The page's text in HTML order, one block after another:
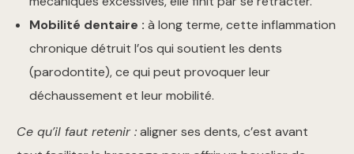
Mobilité dentaire : à long terme, cette inflammation
chronique détruit l’os qui soutient les dents
(parodontite), ce qui peut provoquer leur
déchaussement et leur mobilité.
Ce qu’il faut retenir :aligner ses dents, c’est avant